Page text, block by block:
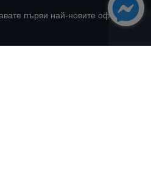
първи най-новите оферти